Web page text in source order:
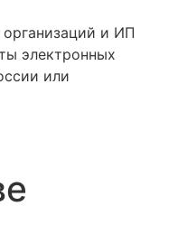
организаций и ИП
электронных
или